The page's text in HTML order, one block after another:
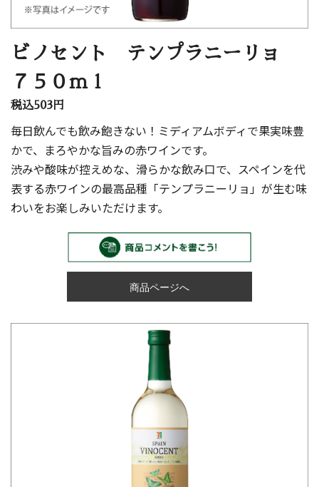
ビノセント テンプラニーリョ
７５０ｍｌ
税込503円
毎日飲んでも飲み飽きない！ミディアムボディで果実味豊
かで、まろやかな旨みの赤ワインです。
渋みや酸味が控えめな、滑らかな飲み口で、スペインを代
表する赤ワインの最高品種「テンプラニーリョ」が生む味
わいをお楽しみいただけます。
商品ページへ